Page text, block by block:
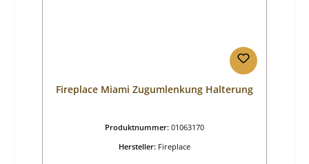
Fireplace Miami Zugumlenkung Halterung
Produktnummer: 01063170
Hersteller: Fireplace